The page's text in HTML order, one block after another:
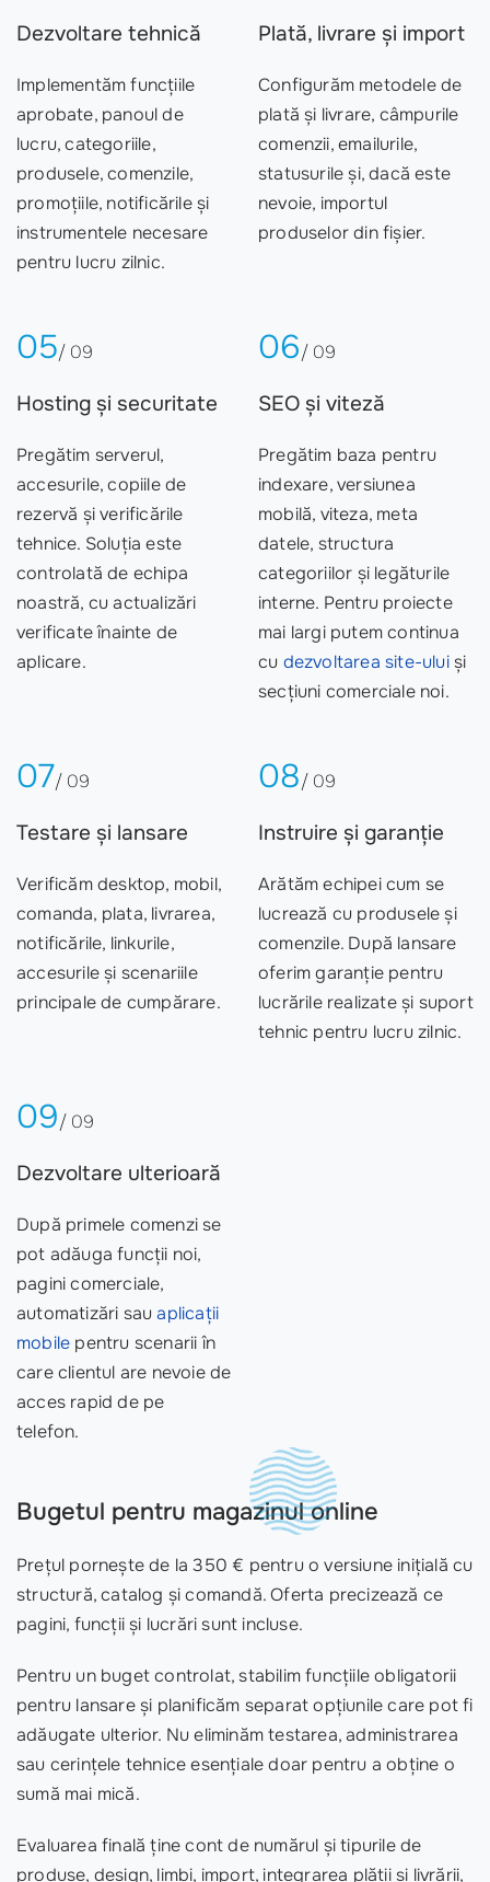
Dezvoltare tehnică
Implementăm funcțiile
aprobate, panoul de
lucru, categoriile,
produsele, comenzile,
promoțiile, notificările și
instrumentele necesare
pentru lucru zilnic.
Plată, livrare și import
Configurăm metodele de
plată și livrare, câmpurile
comenzii, emailurile,
statusurile și, dacă este
nevoie, importul
produselor din fișier.
05/ 09
Hosting și securitate
Pregătim serverul,
accesurile, copiile de
rezervă și verificările
tehnice. Soluția este
controlată de echipa
noastră, cu actualizări
verificate înainte de
aplicare.
06/ 09
SEO și viteză
Pregătim baza pentru
indexare, versiunea
mobilă, viteza, meta
datele, structura
categoriilor și legăturile
interne. Pentru proiecte
mai largi putem continua
cu dezvoltarea site-uluiși
secțiuni comerciale noi.
07/ 09
Testare și lansare
Verificăm desktop, mobil,
comanda, plata, livrarea,
notificările, linkurile,
accesurile și scenariile
principale de cumpărare.
08/ 09
Instruire și garanție
Arătăm echipei cum se
lucrează cu produsele și
comenzile. După lansare
oferim garanție pentru
lucrările realizate și suport
tehnic pentru lucru zilnic.
09/ 09
Dezvoltare ulterioară
După primele comenzi se
pot adăuga funcții noi,
pagini comerciale,
automatizări sauaplicații
mobile pentru scenarii în
care clientul are nevoie de
acces rapid de pe
telefon.
Bugetul pentru magazinul online
Prețul pornește de la 350 € pentru o versiune inițială cu
structură, catalog și comandă. Oferta precizează ce
pagini, funcții și lucrări sunt incluse.
Pentru un buget controlat, stabilim funcțiile obligatorii
pentru lansare și planificăm separat opțiunile care pot fi
adăugate ulterior. Nu eliminăm testarea, administrarea
sau cerințele tehnice esențiale doar pentru a obține o
sumă mai mică.
Evaluarea finală ține cont de numărul și tipurile de
produse, design, limbi, import, integrarea plății și livrării,